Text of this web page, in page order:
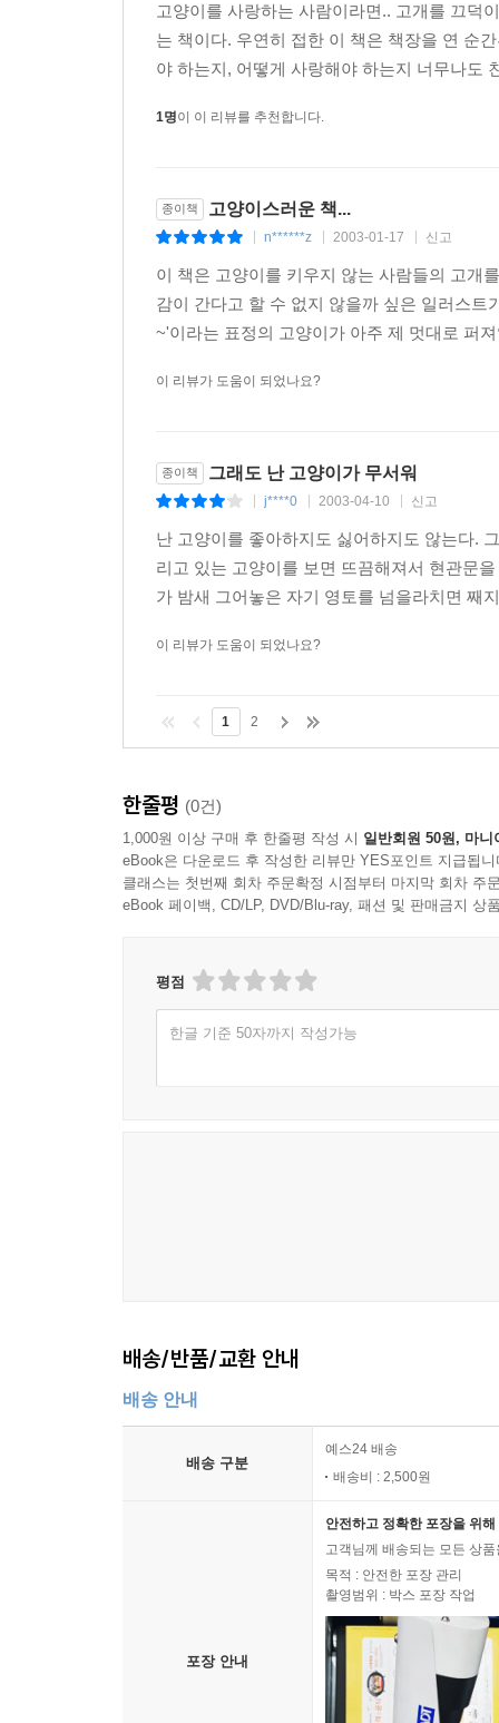
고양이를 사랑하는 사람이라면.. 고개를 끄덕
는 책이다. 우연히 접한 이 책은 책장을 연 순
야 하는지, 어떻게 사랑해야 하는지 너무나도
1명이 이 리뷰를 추천합니다.
종이책 고양이스러운 책...
n******z 2003-01-17 신고
이 책은 고양이를 키우지 않는 사람들의 고개
감이 간다고 할 수 없지 않을까 싶은 일러스
~'이라는 표정의 고양이가 아주 제 멋대로 퍼
이 리뷰가 도움이 되었나요?
종이책 그래도 난 고양이가 무서워
j****0 2003-04-10 신고
난 고양이를 좋아하지도 싫어하지도 않는다.
리고 있는 고양이를 보면 뜨끔해져서 현관문
가 밤새 그어놓은 자기 영토를 넘을라치면 째
이 리뷰가 도움이 되었나요?
1 2
한줄평 (0건)
1,000원 이상 구매 후 한줄평 작성 시 일반회원 50원, 마니
eBook은 다운로드 후 작성한 리뷰만 YES포인트 지급됩니
클래스는 첫번째 회차 주문확정 시점부터 마지막 회차 주
eBook 페이백, CD/LP, DVD/Blu-ray, 패션 및 판매금지 상
평점
한글 기준 50자까지 작성가능
배송/반품/교환 안내
배송 안내
배송 구분
예스24 배송
배송비 : 2,500원
포장 안내
안전하고 정확한 포장을 위
고객님께 배송되는 모든 상
목적 : 안전한 포장 관리
촬영범위 : 박스 포장 작업